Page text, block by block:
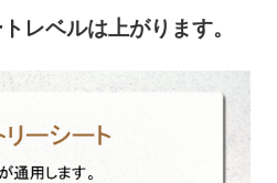
レベルは上がります。